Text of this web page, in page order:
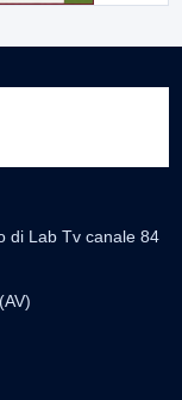
di Lab Tv canale 84